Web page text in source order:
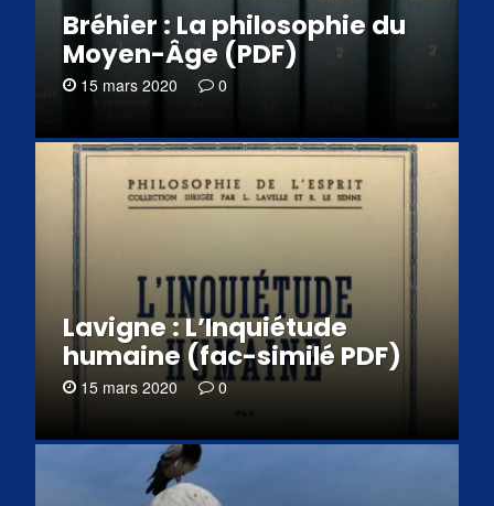
Bréhier : La philosophie du
Moyen-Âge (PDF)
15 mars 2020 0
Lavigne : L’Inquiétude
humaine (fac-similé PDF)
15 mars 2020 0